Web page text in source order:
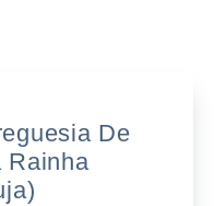
De
Rainha